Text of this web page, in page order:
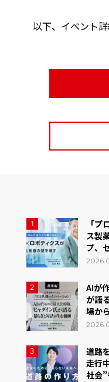
以下、イベント
1
「
ス製
プ、
2
AIが
が語
場か
3
道路
走行
社会